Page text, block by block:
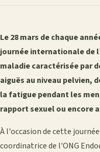
Le 28 mars de chaque
journée internationale de
maladie caractérisée par
aiguës au niveau pelvien,
la fatigue pendant les
rapport sexuel ou encore
À l'occasion de cette
coordinatrice de l'ONG